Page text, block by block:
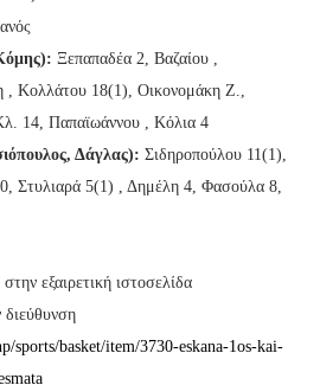
Ξεπαπαδέα 2, Βαζαίου ,
, Κολλάτου 18(1), Οικονομάκη Ζ.,
14, Παπαϊωάννου , Κόλια 4
Δάγλας): Σιδηροπούλου 11(1),
Στυλιαρά 5(1) , Δημέλη 4, Φασούλα 8,
εξαιρετική ιστοσελίδα
sports/basket/item/3730-eskana-1os-kai-